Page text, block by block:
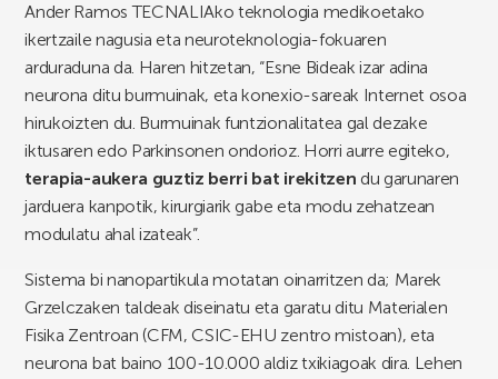
Ander Ramos TECNALIAko teknologia medikoetako
ikertzaile nagusia eta neuroteknologia-fokuaren
arduraduna da. Haren hitzetan, “Esne Bideak izar adina
neurona ditu burmuinak, eta konexio-sareak Internet osoa
hirukoizten du. Burmuinak funtzionalitatea gal dezake
iktusaren edo Parkinsonen ondorioz. Horri aurre egiteko,
terapia-aukera guztiz berri bat irekitzen du garunaren
jarduera kanpotik, kirurgiarik gabe eta modu zehatzean
modulatu ahal izateak”.
Sistema bi nanopartikula motatan oinarritzen da; Marek
Grzelczaken taldeak diseinatu eta garatu ditu Materialen
Fisika Zentroan (CFM, CSIC-EHU zentro mistoan), eta
neurona bat baino 100-10.000 aldiz txikiagoak dira. Lehen